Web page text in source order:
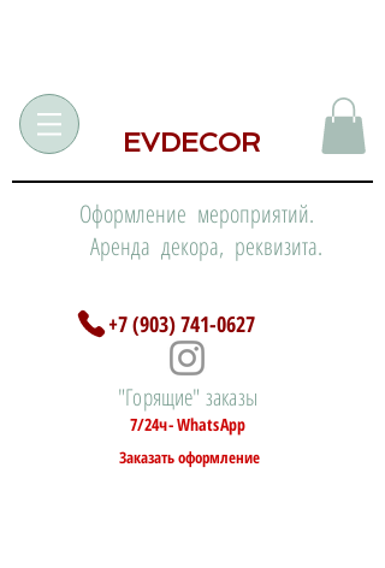
EVDECOR
Оформление мероприятий.
Аренда декора, реквизита.
+7 (903) 741-0627
"Горящие" заказы
7/24ч- WhatsApp
Заказать оформление